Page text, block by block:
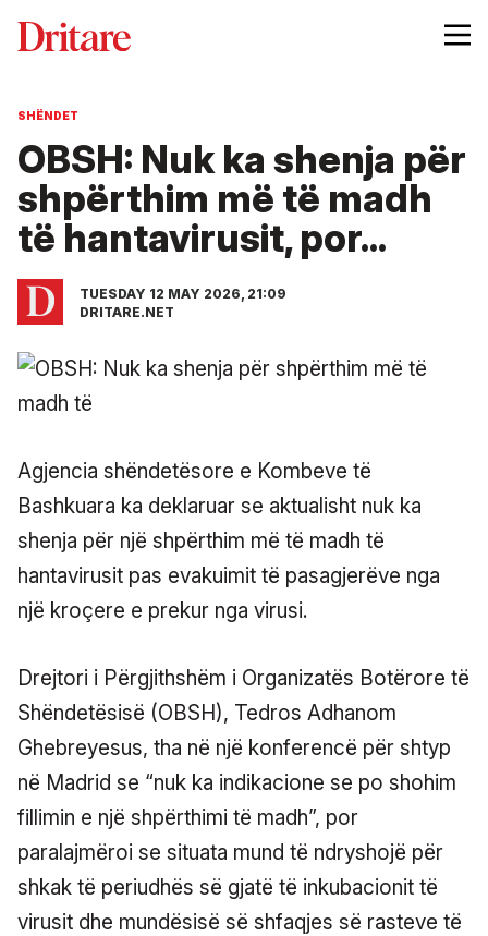
SHËNDET
OBSH: Nuk ka shenja për
shpërthim më të madh
të hantavirusit, por...
TUESDAY 12 MAY 2026, 21:09
DRITARE.NET
Agjencia shëndetësore e Kombeve të
Bashkuara ka deklaruar se aktualisht nuk ka
shenja për një shpërthim më të madh të
hantavirusit pas evakuimit të pasagjerëve nga
një kroçere e prekur nga virusi.
Drejtori i Përgjithshëm i Organizatës Botërore të
Shëndetësisë (OBSH), Tedros Adhanom
Ghebreyesus, tha në një konferencë për shtyp
në Madrid se “nuk ka indikacione se po shohim
fillimin e një shpërthimi të madh”, por
paralajmëroi se situata mund të ndryshojë për
shkak të periudhës së gjatë të inkubacionit të
virusit dhe mundësisë së shfaqjes së rasteve të